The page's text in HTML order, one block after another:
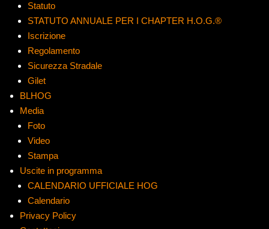
Statuto
STATUTO ANNUALE PER I CHAPTER H.O.G.®
Iscrizione
Regolamento
Sicurezza Stradale
Gilet
BLHOG
Media
Foto
Video
Stampa
Uscite in programma
CALENDARIO UFFICIALE HOG
Calendario
Privacy Policy